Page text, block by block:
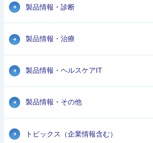
製品情報・診断
製品情報・治療
製品情報・ヘルスケアIT
製品情報・その他
トピックス（企業情報含む）